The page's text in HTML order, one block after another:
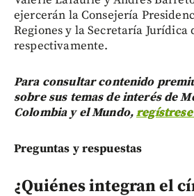
ejercerán la Consejería
Regiones y la Secretaría Jurídica
respectivamente.
Para consultar contenido
sobre sus temas de interés de
Colombia y el Mundo,
Preguntas y respuestas
¿Quiénes integran el